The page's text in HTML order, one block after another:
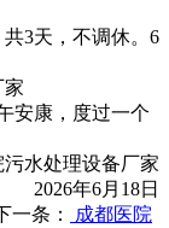
3天，不调休。6
安康，度过一个
污水处理设备厂家
2026年6月18日
一条：
成都医院